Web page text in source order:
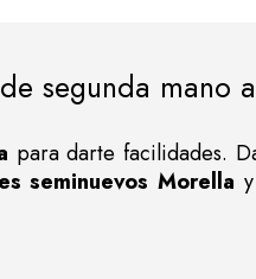
segunda mano
para darte facilidades.
seminuevos Morella y